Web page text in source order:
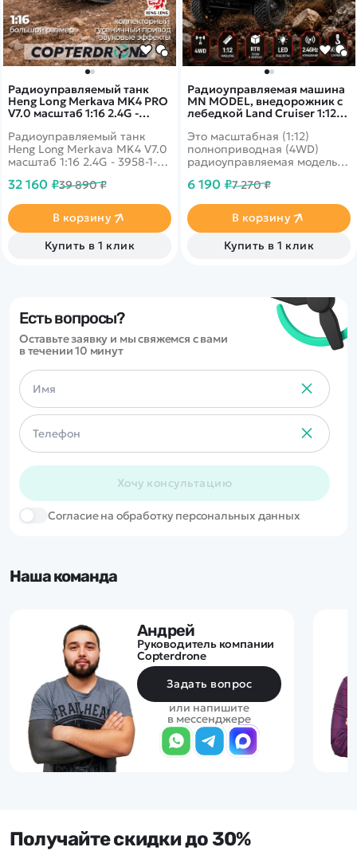
Радиоуправляемый танк
Heng Long Merkava MK4 PRO
V7.0 масштаб 1:16 2.4G -
Радиоуправляемый танк
Heng Long Merkava MK4 V7.0
масштаб 1:16 2.4G - 3958-1-
настоящей коллекционной
полном соответствии с
оригиналом, имеет точные
пропорции и высокую
детализацию.
32 160 ₽39 890 ₽
В корзину
Купить в 1 клик
Радиоуправляемая машина
MN MODEL, внедорожник с
лебедкой Land Cruiser 1:12,
RED
Это масштабная (1:12)
полноприводная (4WD)
радиоуправляемая модель
предназначенная для
Модель сочетает в себе
высокую проходимость по
бездорожью с
функциональной крановой
впечатляющую инженерную
6 190 ₽7 270 ₽
В корзину
Купить в 1 клик
Есть вопросы?
Оставьте заявку и мы свяжемся с вами
в течении 10 минут
Хочу консультацию
Cогласие на обработку персональных данных
Наша команда
Андрей
Руководитель компании
Copterdrone
Задать вопрос
или напишите
в мессенджере
Получайте скидки до 30%